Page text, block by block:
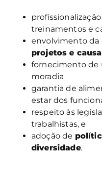
treinamentos e
envolvimento da
projetos e
fornecimento de
moradia
garantia de
estar dos
respeito às
trabalhistas, e
adoção de
diversidade.